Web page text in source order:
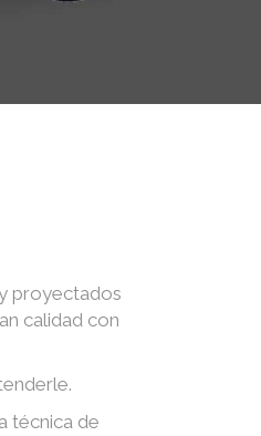
proyectados
calidad con
técnica de